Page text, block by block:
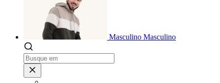
Masculino Masculino